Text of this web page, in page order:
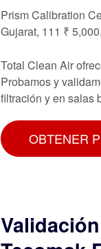
Prism Calibration
Gujarat, 111 ₹
Total Clean Air
Probamos y
filtración y en salas
OBTENER